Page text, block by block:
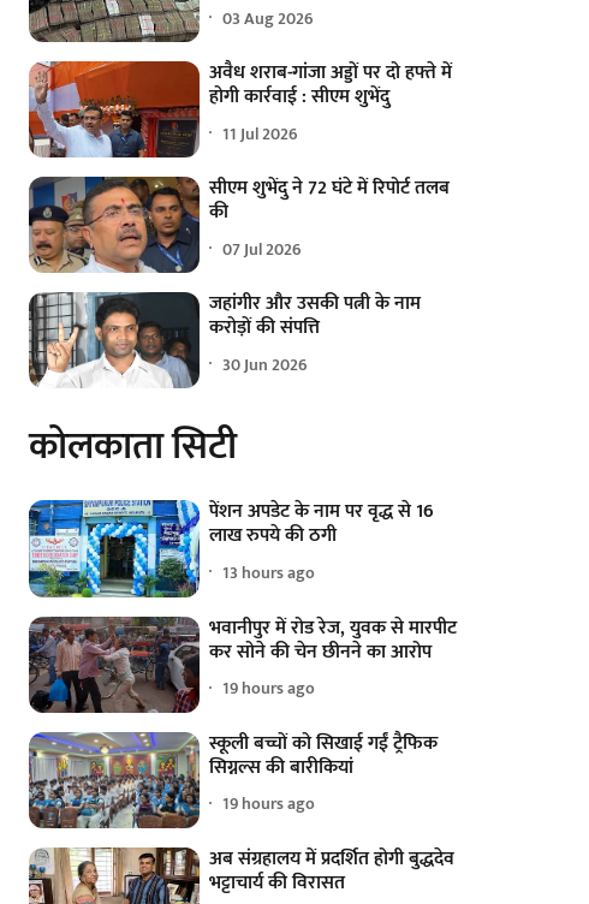
03 Aug 2026
अवैध शराब-गांजा अड्डों पर दो हफ्ते में
होगी कार्रवाई : सीएम शुभेंदु
11 Jul 2026
सीएम शुभेंदु ने 72 घंटे में रिपोर्ट तलब
की
07 Jul 2026
जहांगीर और उसकी पत्नी के नाम
करोड़ों की संपत्ति
30 Jun 2026
कोलकाता सिटी
पेंशन अपडेट के नाम पर वृद्ध से 16
लाख रुपये की ठगी
13 hours ago
भवानीपुर में रोड रेज, युवक से मारपीट
कर सोने की चेन छीनने का आरोप
19 hours ago
स्कूली बच्चों को सिखाई गईं ट्रैफिक
सिग्नल्स की बारीकियां
19 hours ago
अब संग्रहालय में प्रदर्शित होगी बुद्धदेव
भट्टाचार्य की विरासत